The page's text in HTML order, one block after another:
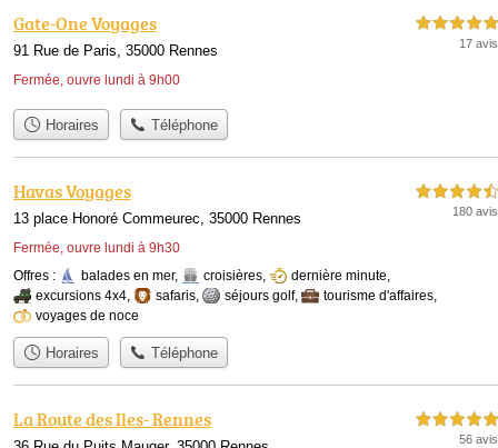
Gate-One Voyages
91 Rue de Paris, 35000 Rennes
Fermée, ouvre lundi à 9h00
5,0 étoiles sur 5
17 avis
Horaires Téléphone
Havas Voyages
13 place Honoré Commeurec, 35000 Rennes
Fermée, ouvre lundi à 9h30
4,5 étoiles sur 5
180 avis
Offres : balades en mer, croisières, dernière minute,
excursions 4x4, safaris, séjours golf, tourisme d'affaires,
voyages de noce
Horaires Téléphone
La Route des Iles- Rennes 5,0 étoiles sur 5
56 avis